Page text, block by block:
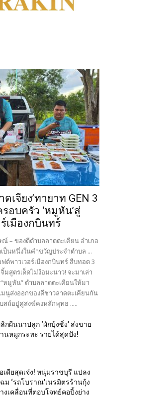
เจียง’ทายาท GEN 3
อบครัว ‘หมูหัน’สู่
เมืองกบินทร์
ณ์ – ของดีตำบลลาดตะเคียน อำเภอ
นหนึ่งในคำขวัญประจำตำบล ...
ต์พาวเวอร์เมืองกบินทร์ สืบทอด 3
สูตรเด็ดไม่ง้อมะนาว! จะมาเล่า
“หมูหัน” ตำบลลาดตะเคียนให้มา
มนูส่งออกของดีชาวลาดตะเคียนกัน
ถ์อยู่คู่สงฆ์คงหลักพุทธ .....
กผืนนาปลูก ‘ผักบุ้งซิ่ง’ ส่งขาย
นหมูกระทะ รายได้สุดปัง!
เดียสุดเจ๋ง! หนุ่มราชบุรี แปลง
ม ‘รถโบราณ’เนรมิตรร้านกุ้ง
งเคลื่อนที่ตอบโจทย์คอปิ้งย่าง